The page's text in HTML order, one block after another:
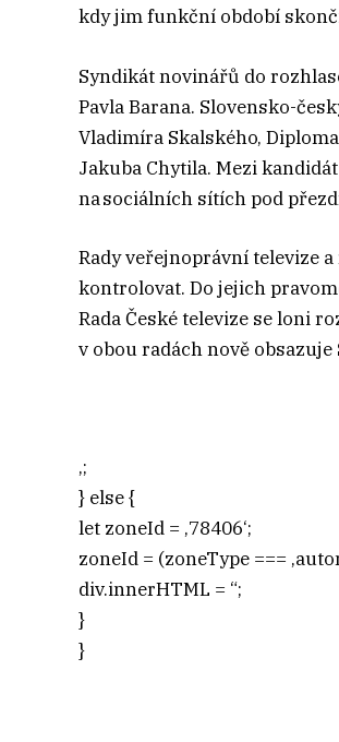
kdy jim funkční období
Syndikát novinářů do
Pavla Barana. Slovensko-
Vladimíra Skalského,
Jakuba Chytila. Mezi
na sociálních sítích pod
Rady veřejnoprávní televize
kontrolovat. Do jejich
Rada České televize se loni
v obou radách nově obsazuje
‚;
} else {
let zoneId = ‚78406‘;
zoneId = (zoneType ===
div.innerHTML = “;
}
}